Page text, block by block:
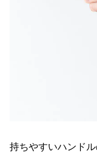
持ちやすいハンド